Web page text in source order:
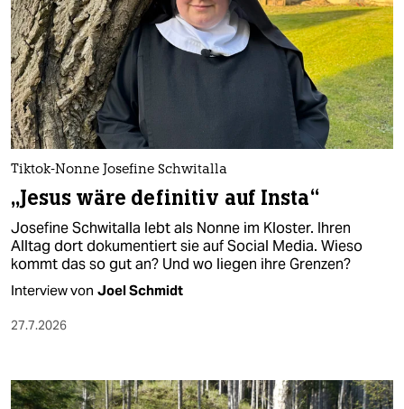
Tiktok-Nonne Josefine Schwitalla
„Jesus wäre definitiv auf Insta“
Josefine Schwitalla lebt als Nonne im Kloster. Ihren
Alltag dort dokumentiert sie auf Social Media. Wieso
kommt das so gut an? Und wo liegen ihre Grenzen?
Interview von Joel Schmidt
27.7.2026